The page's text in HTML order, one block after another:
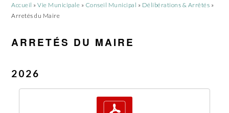
Accueil »Vie Municipale » Conseil Municipal » Délibérations & Arrêtés »
Arretés du Maire
ARRETÉS DU MAIRE
2026